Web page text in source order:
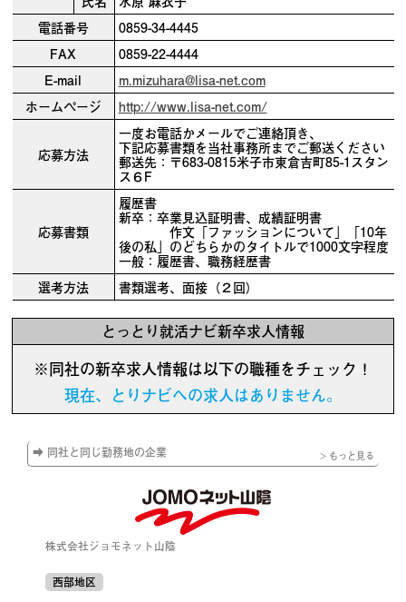
電話番号
0859-34-4445
FAX
0859-22-4444
E-mail
m.mizuhara@lisa-net.com
ホームページ
http://www.lisa-net.com/
応募方法
一度お電話かメールでご連絡頂き、
下記応募書類を当社事務所までご郵送ください
郵送先：〒683-0815米子市東倉吉町85-1スタン
ス６F
応募書類
履歴書
新卒：卒業見込証明書、成績証明書
作文「ファッションについて」「10年
後の私」のどちらかのタイトルで1000文字程度
一般：履歴書、職務経歴書
選考方法
書類選考、面接（２回）
とっとり就活ナビ新卒求人情報
※同社の新卒求人情報は以下の職種をチェック！
現在、とりナビへの求人はありません。
➡ 同社と同じ勤務地の企業 > もっと見る
株式会社ジョモネット山陰
西部地区